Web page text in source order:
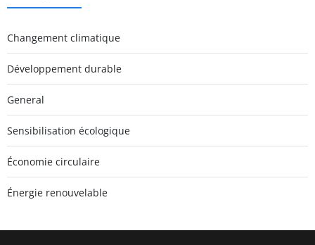
Changement climatique
Développement durable
General
Sensibilisation écologique
Économie circulaire
Énergie renouvelable